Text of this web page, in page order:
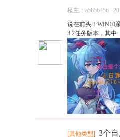
楼主： a5656456
说在前头！WIN10
3.2任务版本，其中
[其他类型] 3个